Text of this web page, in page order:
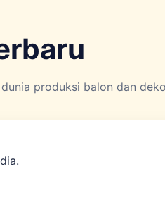
produksi balon dan